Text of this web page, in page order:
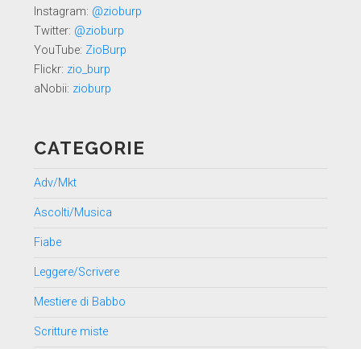
Instagram: @zioburp
Twitter: @zioburp
YouTube: ZioBurp
Flickr: zio_burp
aNobii: zioburp
CATEGORIE
Adv/Mkt
Ascolti/Musica
Fiabe
Leggere/Scrivere
Mestiere di Babbo
Scritture miste